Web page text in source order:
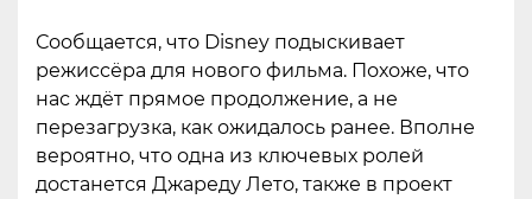
Сообщается, что Disney подыскивает
режиссёра для нового фильма. Похоже, что
нас ждёт прямое продолжение, а не
перезагрузка, как ожидалось ранее. Вполне
вероятно, что одна из ключевых ролей
достанется Джареду Лето, также в проект